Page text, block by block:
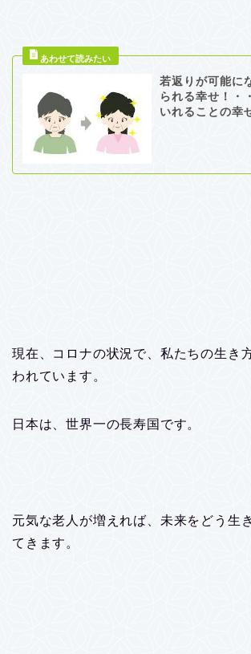
若返りが可能に
られる幸せ！・
いれることの幸
現在、コロナの状況で、私たちの生き
われています。
日本は、世界一の長寿国です。
元気な老人が増えれば、未来をどう生
てきます。